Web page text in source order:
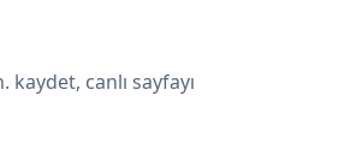
canlı sayfayı